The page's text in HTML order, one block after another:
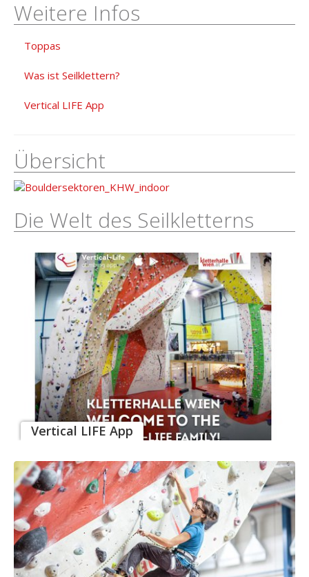
Weitere Infos
Toppas
Was ist Seilklettern?
Vertical LIFE App
Übersicht
Die Welt des Seilkletterns
Vertical LIFE App